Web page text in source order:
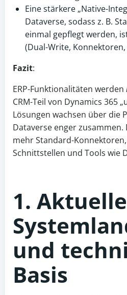
Eine stärkere „Native-
Dataverse, sodass z. B.
einmal gepflegt werden,
(Dual-Write,
Fazit:
ERP-Funktionalitäten werden
CRM-Teil von Dynamics 365
Lösungen wachsen über die
Dataverse enger
mehr Standard-
Schnittstellen und Tools wie
1. Aktuelle
und
Basis